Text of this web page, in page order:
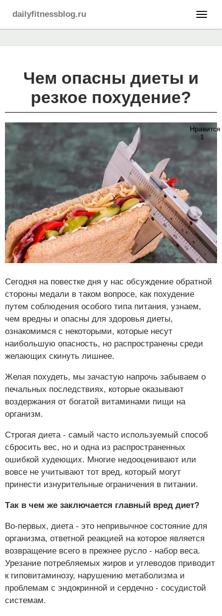
dailyfitnessblog.ru
Чем опасны диеты и
резкое похудение?
Нравится
1
Сегодня на повестке дня у нас обсуждение обратной
стороны медали в таком вопросе, как похудение
путем соблюдения особого типа питания, узнаем,
чем вредны и опасны для здоровья диеты,
ознакомимся с некоторыми, которые несут
наибольшую опасность, но распространены среди
желающих скинуть лишнее.
Желая похудеть, мы зачастую напрочь забываем о
печальных последствиях, которые оказывают
воздержания от богатой витаминами пищи на
организм.
Строгая диета - самый часто используемый способ
сбросить вес, но и одна из распространенных
ошибкой худеющих. Многие недооценивают или
вовсе не учитывают тот вред, который могут
принести изнурительные ограничения в питании.
Так в чем же заключается главный вред диет?
Во-первых, диета - это непривычное состояние для
организма, ответной реакцией на которое является
возвращение всего в прежнее русло - набор веса.
Урезание потребляемых жиров и углеводов приводит
к гиповитаминозу, нарушению метаболизма и
проблемам с эндокринной и сердечно - сосудистой
системам.